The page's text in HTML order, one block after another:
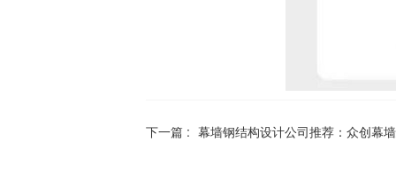
下一篇 : 幕墙钢结构设计公司推荐：众创幕